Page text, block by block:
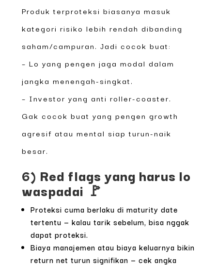
Produk terproteksi biasanya masuk
kategori risiko lebih rendah dibanding
saham/campuran. Jadi cocok buat:
– Lo yang pengen jaga modal dalam
jangka menengah-singkat.
– Investor yang anti roller-coaster.
Gak cocok buat yang pengen growth
agresif atau mental siap turun-naik
besar.
6) Red flags yang harus lo
waspadai 🚩
Proteksi cuma berlaku di maturity date
tertentu — kalau tarik sebelum, bisa nggak
dapat proteksi.
Biaya manajemen atau biaya keluarnya bikin
return net turun signifikan — cek angka